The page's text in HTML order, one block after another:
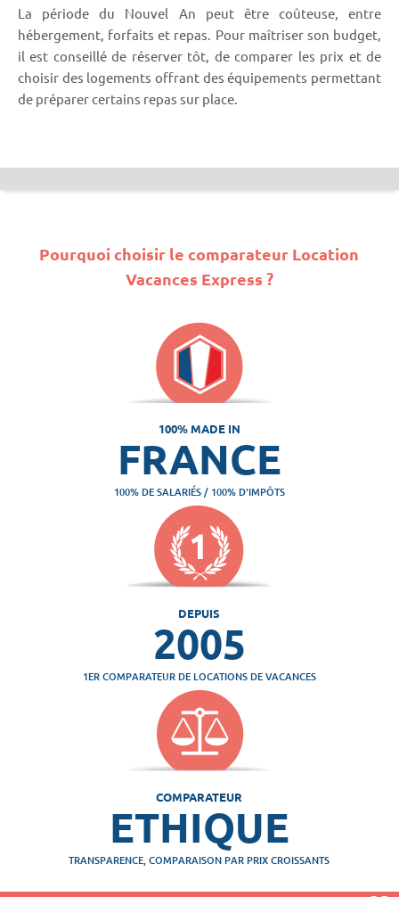
La période du Nouvel An peut être coûteuse, entre
hébergement, forfaits et repas. Pour maîtriser son budget,
il est conseillé de réserver tôt, de comparer les prix et de
choisir des logements offrant des équipements permettant
de préparer certains repas sur place.
Pourquoi choisir le comparateur Location
Vacances Express ?
100% MADE IN
FRANCE
100% DE SALARIÉS / 100% D'IMPÔTS
DEPUIS
2005
1ER COMPARATEUR DE LOCATIONS DE VACANCES
COMPARATEUR
ETHIQUE
TRANSPARENCE, COMPARAISON PAR PRIX CROISSANTS